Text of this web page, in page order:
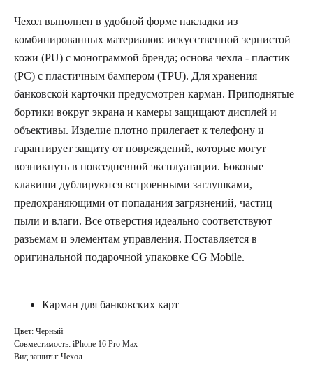
Чехол выполнен в удобной форме накладки из
комбинированных материалов: искусственной зернистой
кожи (PU) с монограммой бренда; основа чехла - пластик
(PC) с пластичным бампером (TPU). Для хранения
банковской карточки предусмотрен карман. Приподнятые
бортики вокруг экрана и камеры защищают дисплей и
объективы. Изделие плотно прилегает к телефону и
гарантирует защиту от повреждений, которые могут
возникнуть в повседневной эксплуатации. Боковые
клавиши дублируются встроенными заглушками,
предохраняющими от попадания загрязнений, частиц
пыли и влаги. Все отверстия идеально соответствуют
разъемам и элементам управления. Поставляется в
оригинальной подарочной упаковке CG Mobile.
Карман для банковских карт
Цвет: Черный
Совместимость: iPhone 16 Pro Max
Вид защиты: Чехол